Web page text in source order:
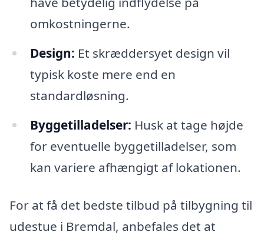
omkostningerne.
Design: Et skræddersyet design vil
typisk koste mere end en
standardløsning.
Byggetilladelser: Husk at tage højde
for eventuelle byggetilladelser, som
kan variere afhængigt af lokationen.
For at få det bedste tilbud på tilbygning til
udestue i Bremdal, anbefales det at